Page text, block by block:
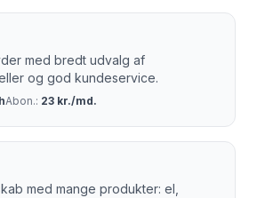
med bredt udvalg af
og god kundeservice.
Abon.: 23 kr./md.
med mange produkter: el,